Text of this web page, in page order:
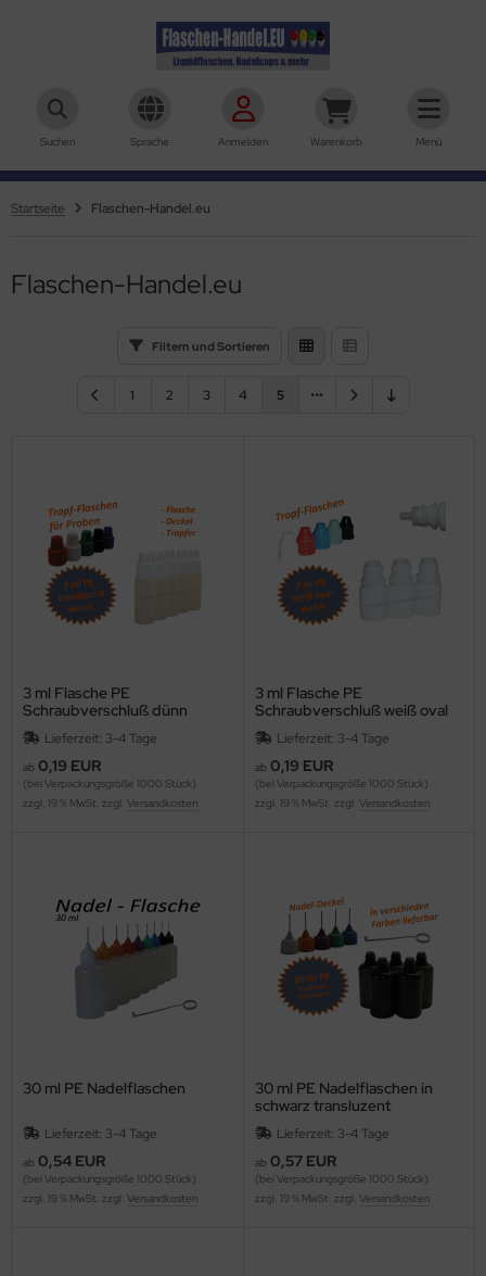
Suchen Sprache Anmelden Warenkorb Menü
Startseite Flaschen-Handel.eu
Flaschen-Handel.eu
Filtern und Sortieren
1 2 3 4 5
3 ml Flasche PE
Schraubverschluß dünn
Lieferzeit: 3-4 Tage
ab 0,19 EUR
(bei Verpackungsgröße 1000 Stück)
zzgl. 19 % MwSt. zzgl. Versandkosten
3 ml Flasche PE
Schraubverschluß weiß oval
Lieferzeit: 3-4 Tage
ab 0,19 EUR
(bei Verpackungsgröße 1000 Stück)
zzgl. 19 % MwSt. zzgl. Versandkosten
30 ml PE Nadelflaschen
Lieferzeit: 3-4 Tage
ab 0,54 EUR
(bei Verpackungsgröße 1000 Stück)
zzgl. 19 % MwSt. zzgl. Versandkosten
30 ml PE Nadelflaschen in
schwarz transluzent
Lieferzeit: 3-4 Tage
ab 0,57 EUR
(bei Verpackungsgröße 1000 Stück)
zzgl. 19 % MwSt. zzgl. Versandkosten